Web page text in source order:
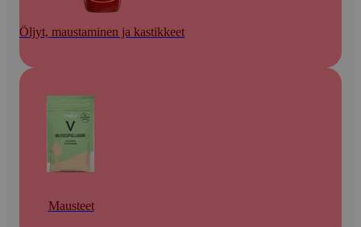
Öljyt, maustaminen ja kastikkeet
Mausteet